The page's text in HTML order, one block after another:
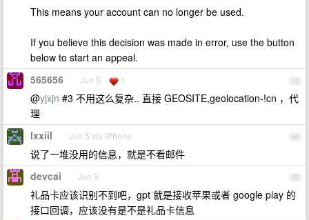
This means your account can no longer be used.
If you believe this decision was made in error, use the button
below to start an appeal.
43
565656 Jun 5 1
@yjxjn #3 不用这么复杂.. 直接 GEOSITE,geolocation-!cn ，代
理
44
lxxiil Jun 5 via iPhone
说了一堆没用的信息，就是不看邮件
45
devcai Jun 5
礼品卡应该识别不到吧，gpt 就是接收苹果或者 google play 的
接口回调，应该没有是不是礼品卡信息